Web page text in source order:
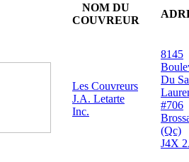
NOM DU
COUVREUR
Les Couvreurs
J.A. Letarte
Inc.
8145
Du
#706
(Qc)
J4X